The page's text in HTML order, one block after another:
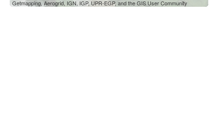
Getmapping, Aerogrid, IGN, IGP, UPR-EGP, and the GIS User Community